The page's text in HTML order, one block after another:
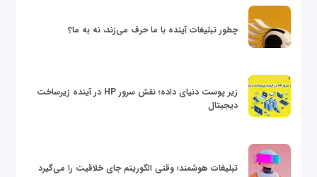
چطور تبلیغات آینده با ما حرف می‌زند، نه به ما؟
زیر پوست دنیای داده؛ نقش سرور HP در آینده زیرساخت
دیجیتال
تبلیغات هوشمند؛ وقتی الگوریتم جای خلاقیت را می‌گیرد